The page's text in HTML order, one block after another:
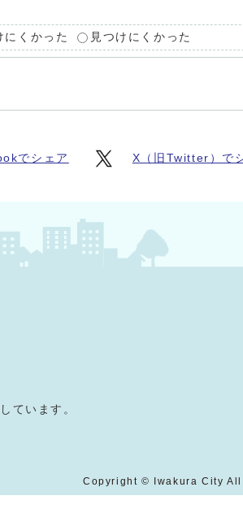
にくかった 見つけにくかった
でシェア X（旧Twitter）で
ています。
Copyright © Iwakura City All